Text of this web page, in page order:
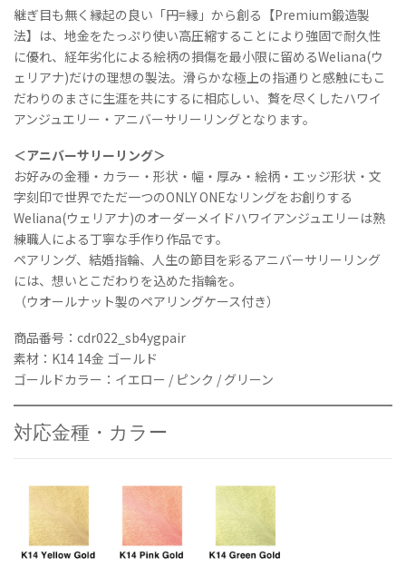
ル
/
バ
レ
ル
》
ス
レ
ー
ト
エ
ッ
ジ
ア
ニ
ー
サ
リ
ー
ペ
ア
個
継ぎ目も無く縁起の良い「円=縁」から創る【Premium鍛造製
法】は、地金をたっぷり使い高圧縮することにより強固で耐久性
に優れ、経年劣化による絵柄の損傷を最小限に留めるWeliana(ウ
ェリアナ)だけの理想の製法。滑らかな極上の指通りと感触にもこ
だわりのまさに生涯を共にするに相応しい、贅を尽くしたハワイ
アンジュエリー・アニバーサリーリングとなります。
＜アニバーサリーリング＞
お好みの金種・カラー・形状・幅・厚み・絵柄・エッジ形状・文
字刻印で世界でただ一つのONLY ONEなリングをお創りする
Weliana(ウェリアナ)のオーダーメイドハワイアンジュエリーは熟
練職人による丁寧な手作り作品です。
ペアリング、結婚指輪、人生の節目を彩るアニバーサリーリング
には、想いとこだわりを込めた指輪を。
（ウオールナット製のペアリングケース付き）
商品番号：cdr022_sb4ygpair
素材：K14 14金 ゴールド
ゴールドカラー：イエロー / ピンク / グリーン
対応金種・カラー